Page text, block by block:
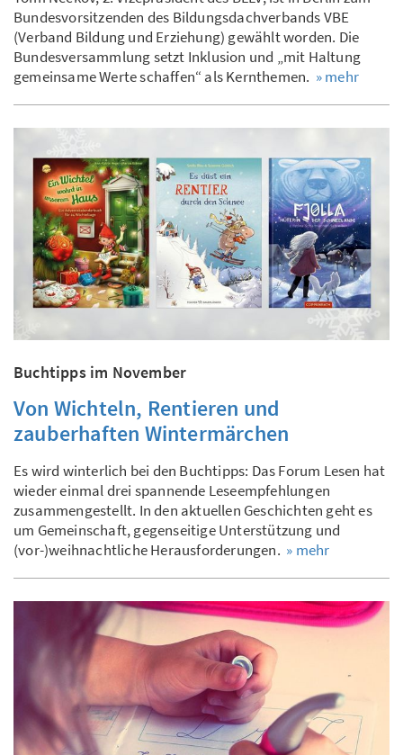
Bundesvorsitzenden des Bildungsdachverbands VBE
(Verband Bildung und Erziehung) gewählt worden. Die
Bundesversammlung setzt Inklusion und „mit Haltung
gemeinsame Werte schaffen“ als Kernthemen. » mehr
Buchtipps im November
Von Wichteln, Rentieren und
zauberhaften Wintermärchen
Es wird winterlich bei den Buchtipps: Das Forum Lesen hat
wieder einmal drei spannende Leseempfehlungen
zusammengestellt. In den aktuellen Geschichten geht es
um Gemeinschaft, gegenseitige Unterstützung und
(vor-)weihnachtliche Herausforderungen. » mehr